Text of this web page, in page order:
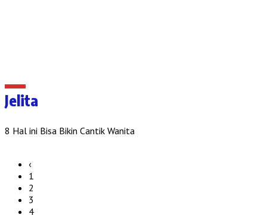
Jelita
8 Hal ini Bisa Bikin Cantik Wanita
‹
1
2
3
4